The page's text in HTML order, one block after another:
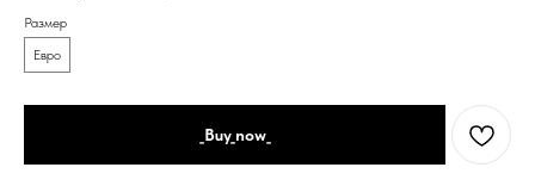
Размер
Евро
_Buy_now_